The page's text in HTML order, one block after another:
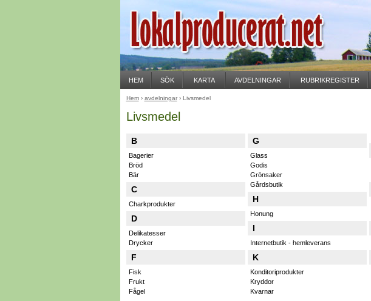
Livsmedel
B
Bagerier
Bröd
Bär
C
Charkprodukter
D
Delikatesser
Drycker
F
Fisk
Frukt
Fågel
G
Glass
Godis
Grönsaker
Gårdsbutik
H
Honung
I
Internetbutik - hemleverans
K
Konditoriprodukter
Kryddor
Kvarnar
Hem› avdelningar› Livsmedel
HEM SÖK KARTA AVDELNINGAR RUBRIKREGISTER